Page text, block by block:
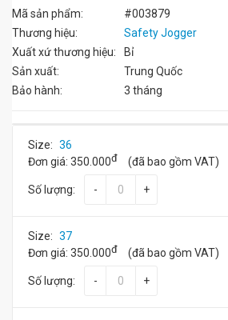
Mã sản phẩm:
#003879
Thương hiệu:
Safety Jogger
Xuất xứ thương hiệu:
Bỉ
Sản xuất:
Trung Quốc
Bảo hành:
3 tháng
Size: 36
Đơn giá: 350.000đ (đã bao gồm VAT)
Số lượng: - +
Size: 37
Đơn giá: 350.000đ (đã bao gồm VAT)
Số lượng: - +